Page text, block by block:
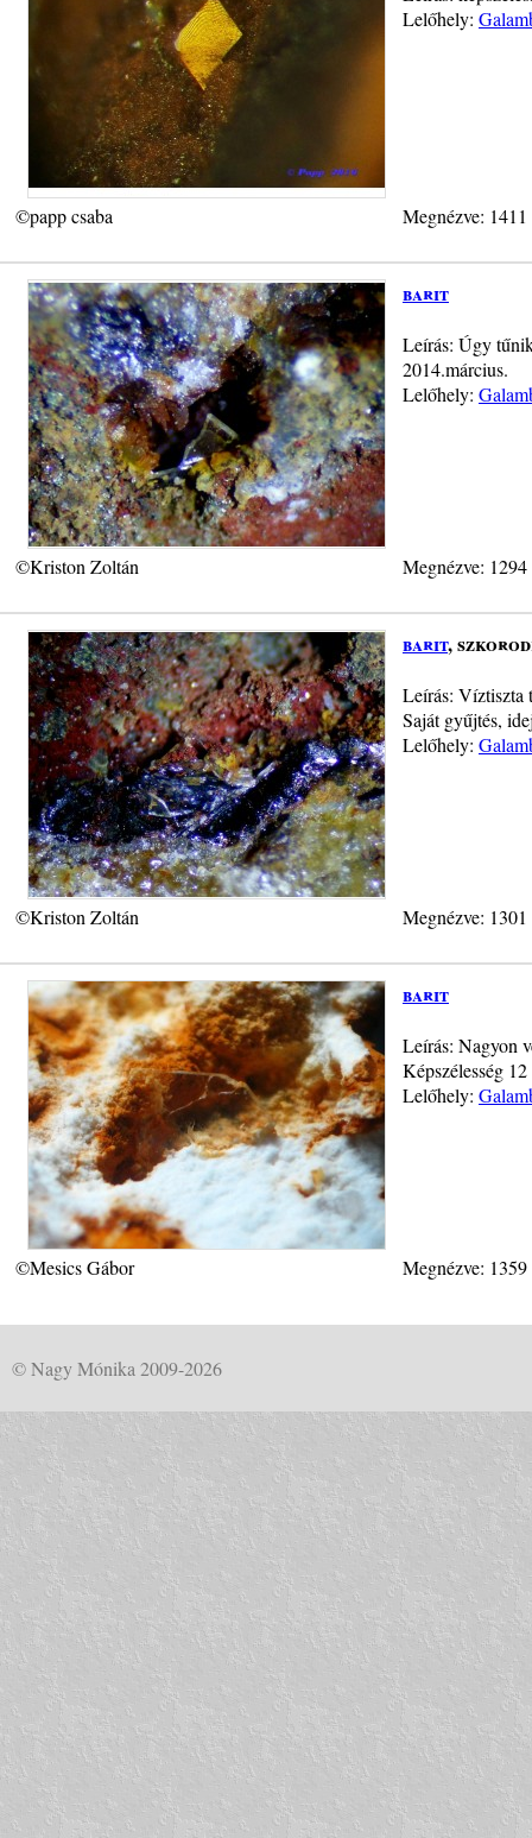
Lelőhely:
©papp csaba Megnézve:
barit
Leírás: Úgy
2014.március.
Lelőhely:
©Kriston Zoltán Megnézve:
barit,
Leírás: Víztiszta
Saját gyűjtés,
Lelőhely:
©Kriston Zoltán Megnézve:
barit
Leírás: Nagyon
Képszélesség
Lelőhely:
©Mesics Gábor Megnézve:
© Nagy Mónika 2009-2026